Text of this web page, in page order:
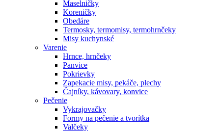
Maselničky
Koreničky
Obedáre
Termosky, termomisy, termohrnčeky
Misy kuchynské
Varenie
Hrnce, hrnčeky
Panvice
Pokrievky
Zapekacie misy, pekáče, plechy
Čajníky, kávovary, konvice
Pečenie
Vykrajovačky
Formy na pečenie a tvorítka
Valčeky